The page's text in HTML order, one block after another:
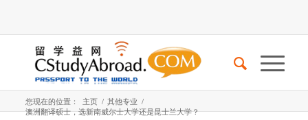
您现在的位置： 主页 / 其他专业 /
澳洲翻译硕士，选新南威尔士大学还是昆士兰大学？